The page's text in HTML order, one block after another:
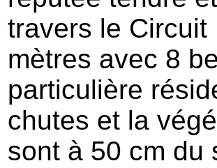
travers le
mètres avec 8
particulière
chutes et la
sont à 50 cm du